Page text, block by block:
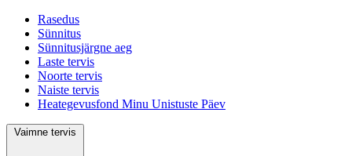
Rasedus
Sünnitus
Sünnitusjärgne aeg
Laste tervis
Noorte tervis
Naiste tervis
Heategevusfond Minu Unistuste Päev
Vaimne tervis